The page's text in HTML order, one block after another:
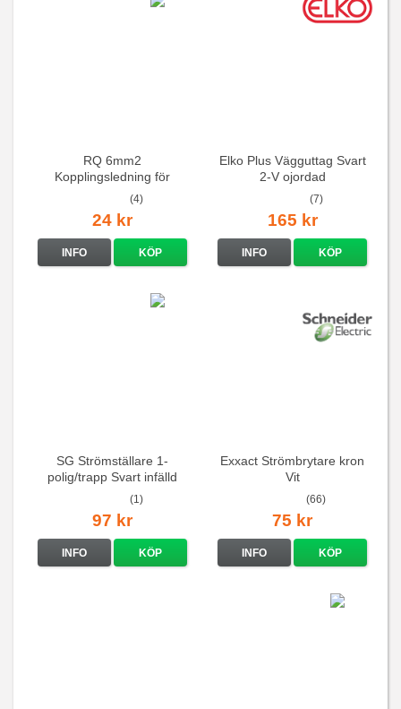
RQ 6mm2
Kopplingsledning för
elcentraler mm
(4)
24 kr
INFO KÖP
Elko Plus Vägguttag Svart
2-V ojordad
(7)
165 kr
INFO KÖP
SG Strömställare 1-
polig/trapp Svart infälld
(1)
97 kr
INFO KÖP
Exxact Strömbrytare kron
Vit
(66)
75 kr
INFO KÖP